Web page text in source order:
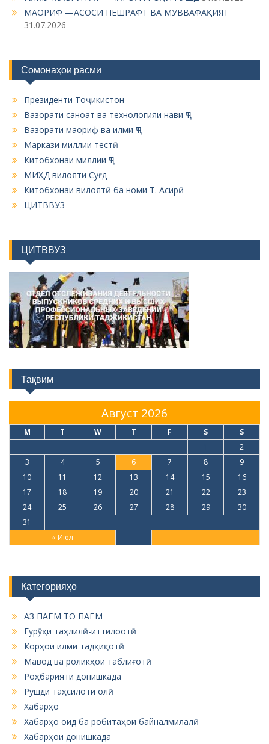
МАОРИФ —АСОСИ ПЕШРАФТ ВА МУВВАФАҚИЯТ
31.07.2026
Сомонаҳои расмӣ
Президенти Тоҷикистон
Вазорати саноат ва технологияи нави ҶТ
Вазорати маориф ва илми ҶТ
Маркази миллии тестӣ
Китобхонаи миллии ҶТ
МИҲД вилояти Суғд
Китобхонаи вилоятӣ ба номи Т. Асирӣ
ЦИТВВУЗ
ЦИТВВУЗ
Тақвим
Август 2026
M T W T F S S
« Июл
2
3
4 5 6 7 8
9
10
11 12 13 14 15
16
17
18 19 20 21 22
23
24
25 26 27 28 29
30
31
Категорияҳо
АЗ ПАЁМ ТО ПАЁМ
Гурӯҳи таҳлилӣ-иттилоотӣ
Корҳои илми тадқиқотӣ
Мавод ва роликҳои таблиғотӣ
Роҳбарияти донишкада
Рушди таҳсилоти олӣ
Хабарҳо
Хабарҳо оид ба робитаҳои байналмилалӣ
Хабарҳои донишкада